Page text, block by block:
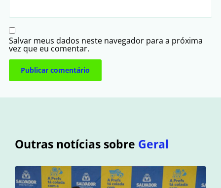
Salvar meus dados neste navegador para a próxima
vez que eu comentar.
Outras notícias sobre Geral